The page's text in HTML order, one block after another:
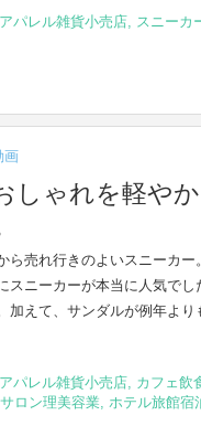
アパレル雑貨小売店, スニーカ
画
しゃれを軽や
ら売れ行きのよいスニーカ
スニーカーが本当に人気で
加えて、サンダルが例年よ
アパレル雑貨小売店, カフェ飲
サロン理美容業, ホテル旅館宿